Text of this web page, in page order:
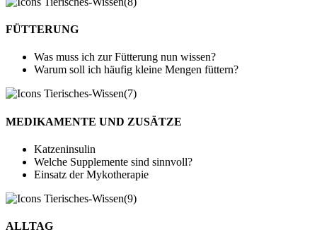
FÜTTERUNG
Was muss ich zur Fütterung nun wissen?
Warum soll ich häufig kleine Mengen füttern?
MEDIKAMENTE UND ZUSÄTZE
Katzeninsulin
Welche Supplemente sind sinnvoll?
Einsatz der Mykotherapie
ALLTAG